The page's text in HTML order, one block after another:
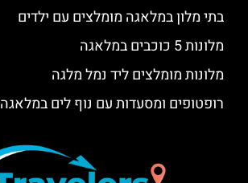
בתי מלון במלאגה מומלצים עם ילדים
מלונות 5 כוכבים במלאגה
מלונות מומלצים ליד נמל מלגה
רופטופים ומסעדות עם נוף לים במלאגה